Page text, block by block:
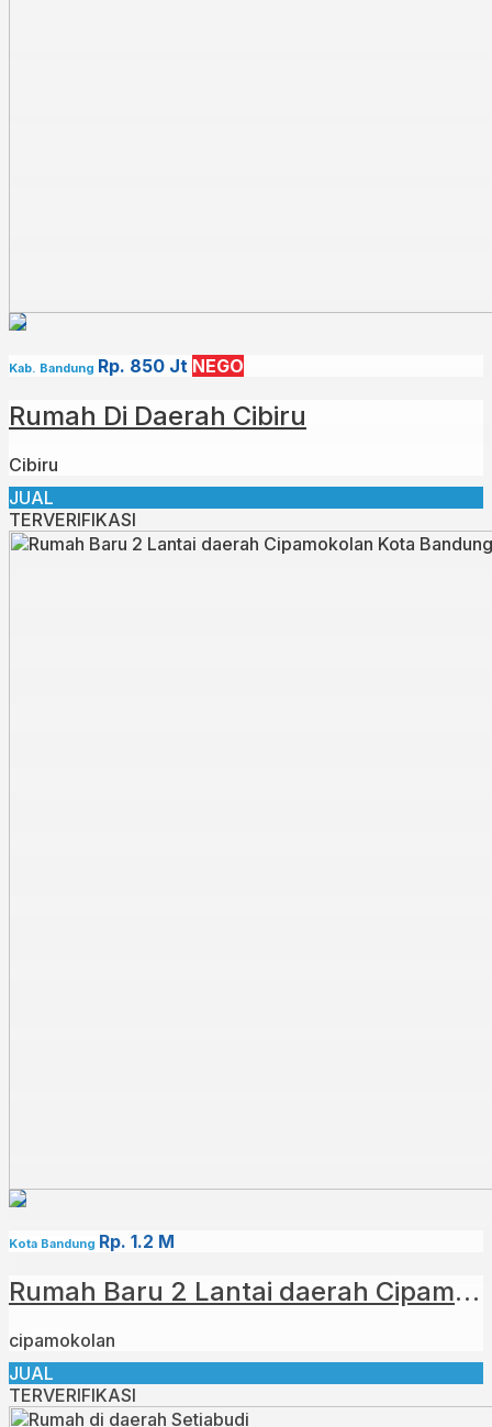
Kab. Bandung Rp. 850 Jt NEGO
Rumah Di Daerah Cibiru
Cibiru
JUAL
TERVERIFIKASI
Kota Bandung Rp. 1.2 M
Rumah Baru 2 Lantai daerah Cipamokolan Kota Bandung
cipamokolan
JUAL
TERVERIFIKASI